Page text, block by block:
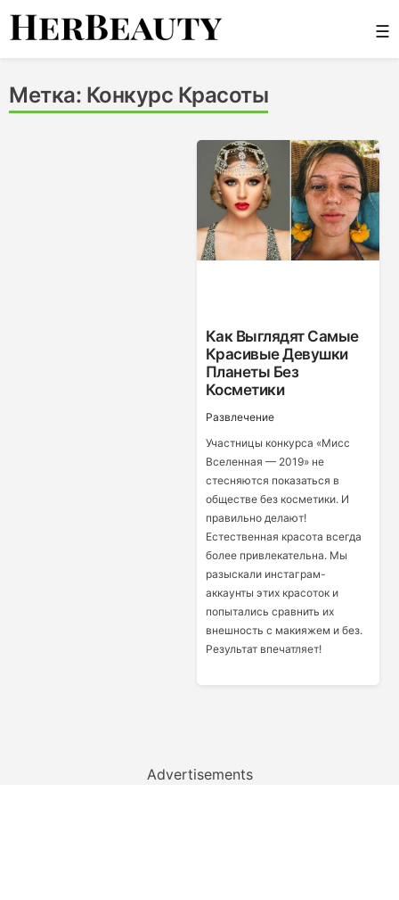
Skip
☰
Метка: Конкурс Красоты
Как Выглядят Самые
Красивые Девушки
Планеты Без
Косметики
Развлечение
Участницы конкурса «Мисс
Вселенная — 2019» не
стесняются показаться в
обществе без косметики. И
правильно делают!
Естественная красота всегда
более привлекательна. Мы
разыскали инстаграм-
аккаунты этих красоток и
попытались сравнить их
внешность с макияжем и без.
Результат впечатляет!
Advertisements